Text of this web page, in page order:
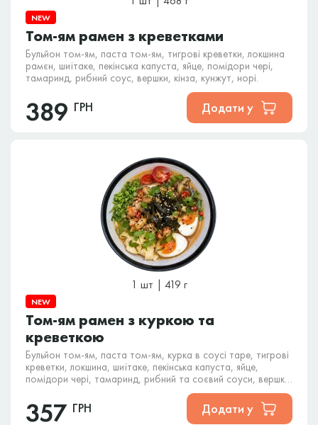
NEW
Том-ям рамен з креветками
Бульйон том-ям, паста том-ям, тигрові креветки, локшина
рамєн, шиїтаке, пекінська капуста, яйце, помідори чері,
тамаринд, рибний соус, вершки, кінза, кунжут, норі.
389 ГРН Додати у
1 шт | 419 г
NEW
Том-ям рамен з куркою та
креветкою
Бульйон том-ям, паста том-ям, курка в соусі таре, тигрові
креветки, локшина, шиїтаке, пекінська капуста, яйце,
помідори чері, тамаринд, рибний та соєвий соуси, вершки,
357 ГРН Додати у